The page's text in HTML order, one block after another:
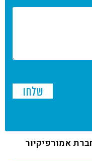
אמורפיקיור